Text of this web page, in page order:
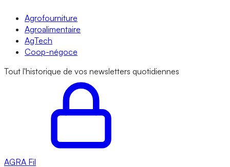
Agrofourniture
Agroalimentaire
AgTech
Coop-négoce
Tout l'historique de vos newsletters quotidiennes
AGRA Fil